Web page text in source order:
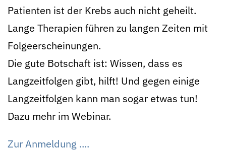
Patienten ist der Krebs auch nicht geheilt.
Lange Therapien führen zu langen Zeiten mit
Folgeerscheinungen.
Die gute Botschaft ist: Wissen, dass es
Langzeitfolgen gibt, hilft! Und gegen einige
Langzeitfolgen kann man sogar etwas tun!
Dazu mehr im Webinar.
Zur Anmeldung ....